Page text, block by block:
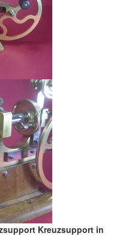
Kreuzsupport in